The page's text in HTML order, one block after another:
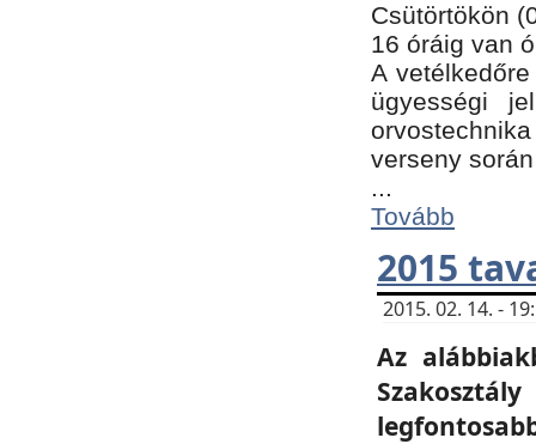
Csütörtökön
16 óráig van
A
ügyességi
verseny
...
Tovább
2015
2015. 02. 14. -
Az